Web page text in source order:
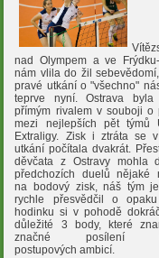
nad Olympem a ve
nám vlila do žil
pravé utkání o "všechno"
teprve nyní. Ostrava byla
přímým rivalem v souboji o
mezi nejlepších pět týmů
Extraligy. Zisk i ztráta se
utkání počítala dvakrát.
děvčata z Ostravy mohla
předchozích duelů nějaké
na bodový zisk, náš tým
rychle přesvědčil o
hodinku si v pohodě
důležité 3 body, které
značné posílení
postupových ambicí.